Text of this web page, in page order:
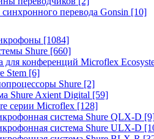
перевода Gonsin [10]
[1084]
Shure [660]
для конференций Microflex
Stem [6]
Shure [2]
Shure Axient Digital [59]
серии Microflex [128]
система Shure QLX-D
система Shure ULX-D